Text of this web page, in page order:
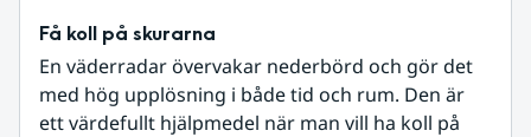
Få koll på skurarna
En väderradar övervakar nederbörd och gör det
med hög upplösning i både tid och rum. Den är
ett värdefullt hjälpmedel när man vill ha koll på